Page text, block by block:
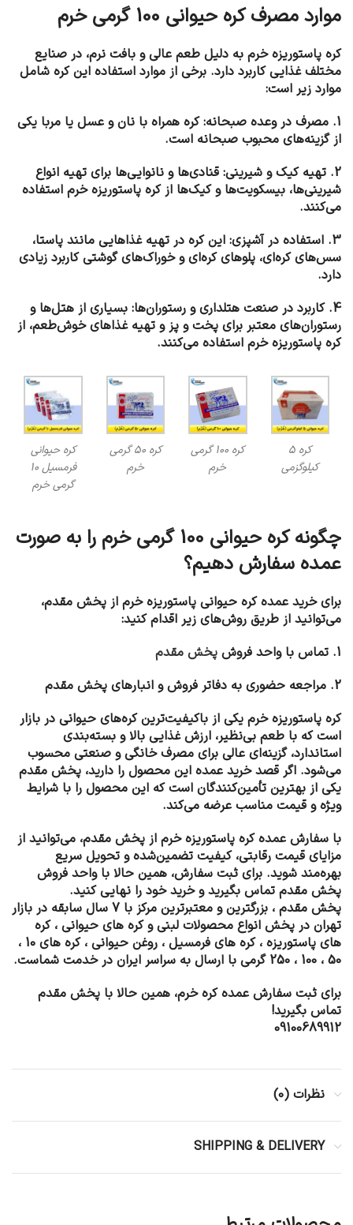
موارد مصرف کره حیوانی 100 گرمی خرم
کره پاستوریزه خرم به دلیل طعم عالی و بافت نرم، در صنایع
مختلف غذایی کاربرد دارد. برخی از موارد استفاده این کره شامل
موارد زیر است:
1. مصرف در وعده صبحانه: کره همراه با نان و عسل یا مربا یکی
از گزینه‌های محبوب صبحانه است.
2. تهیه کیک و شیرینی: قنادی‌ها و نانوایی‌ها برای تهیه انواع
شیرینی‌ها، بیسکویت‌ها و کیک‌ها از کره پاستوریزه خرم استفاده
می‌کنند.
3. استفاده در آشپزی: این کره در تهیه غذاهایی مانند پاستا،
سس‌های کره‌ای، پلوهای کره‌ای و خوراک‌های گوشتی کاربرد زیادی
دارد.
4. کاربرد در صنعت هتلداری و رستوران‌ها: بسیاری از هتل‌ها و
رستوران‌های معتبر برای پخت و پز و تهیه غذاهای خوش‌طعم، از
کره پاستوریزه خرم استفاده می‌کنند.
کره 5
کیلوگزمی
کره 100 گرمی
خرم
کره 50 گرمی
خرم
کره حیوانی
فرمسیل 10
گرمی خرم
چگونه کره حیوانی 100 گرمی خرم را به صورت
عمده سفارش دهیم؟
برای خرید عمده کره حیوانی پاستوریزه خرم از پخش مقدم،
می‌توانید از طریق روش‌های زیر اقدام کنید:
1. تماس با واحد فروش
پخش مقدم
2. مراجعه حضوری به دفاتر فروش و انبارهای پخش مقدم
کره پاستوریزه خرم یکی از باکیفیت‌ترین کره‌های حیوانی در بازار
است که با طعم بی‌نظیر، ارزش غذایی بالا و بسته‌بندی
استاندارد، گزینه‌ای عالی برای مصرف خانگی و صنعتی محسوب
می‌شود. اگر قصد خرید عمده این محصول را دارید، پخش مقدم
یکی از بهترین تأمین‌کنندگان است که این محصول را با شرایط
ویژه و قیمت مناسب عرضه می‌کند.
با سفارش عمده کره پاستوریزه خرم از پخش مقدم، می‌توانید از
مزایای قیمت رقابتی، کیفیت تضمین‌شده و تحویل سریع
بهره‌مند شوید. برای ثبت سفارش، همین حالا با واحد فروش
پخش مقدم تماس بگیرید و خرید خود را نهایی کنید.
پخش مقدم ، بزرگترین و معتبرترین مرکز با 7 سال سابقه در بازار
تهران در پخش انواع محصولات لبنی و کره های حیوانی ، کره
های پاستوریزه ، کره های فرمسیل ، روغن حیوانی ، کره های 10 ،
50 ، 100 ، 250 گرمی با ارسال به سراسر ایران در خدمت شماست.
برای ثبت سفارش عمده کره خرم، همین حالا با پخش مقدم
تماس بگیرید!
09100689912
نظرات (0)
SHIPPING & DELIVERY